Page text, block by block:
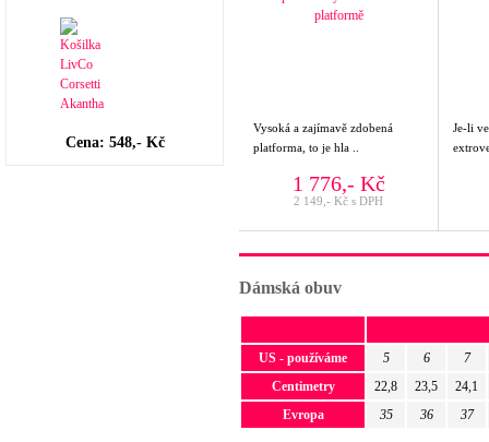
Cena: 548,- Kč
Vysoká a zajímavě zdobená
platforma, to je hla ..
1 776,- Kč
2 149,- Kč s DPH
Je-li
Dámská obuv
US - používáme 5 6
7
Centimetry
22,8 23,5
24,1
Evropa
35 36 37